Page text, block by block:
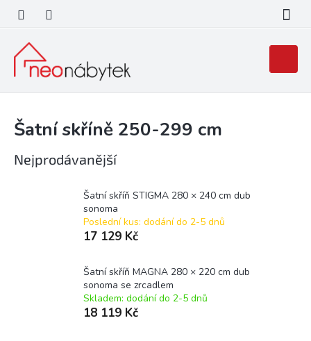
obsah
košík
Šatní skříně 250-299 cm
Nejprodávanější
Šatní skříň STIGMA 280 × 240 cm dub
sonoma
Poslední kus: dodání do 2-5 dnů
17 129 Kč
Šatní skříň MAGNA 280 × 220 cm dub
sonoma se zrcadlem
Skladem: dodání do 2-5 dnů
18 119 Kč